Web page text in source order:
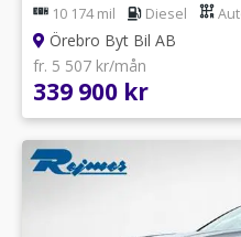
10 174 mil Diesel
Örebro Byt Bil AB
fr. 5 507 kr/mån
339 900 kr